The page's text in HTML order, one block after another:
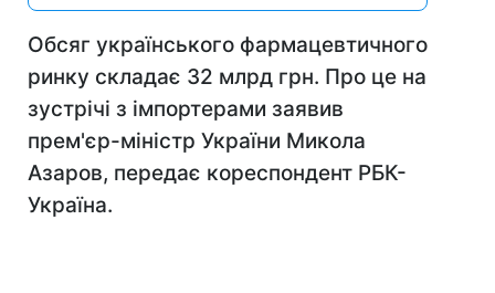
Обсяг українського фармацевтичного
ринку складає 32 млрд грн. Про це на
зустрічі з імпортерами заявив
прем'єр-міністр України Микола
Азаров, передає кореспондент РБК-
Україна.